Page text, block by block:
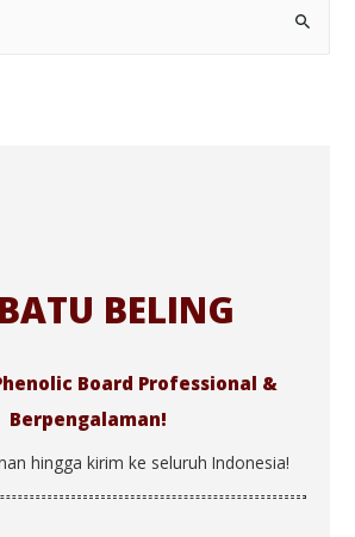
BELING
Board Professional &
Berpengalaman!
hingga kirim ke seluruh Indonesia!